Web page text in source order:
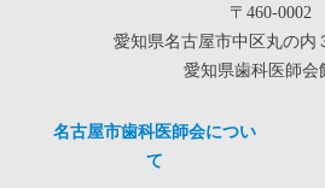
〒460-0002
愛知県名古屋市中区丸の内
愛知県歯科医師会
名古屋市歯科医師会につい
て